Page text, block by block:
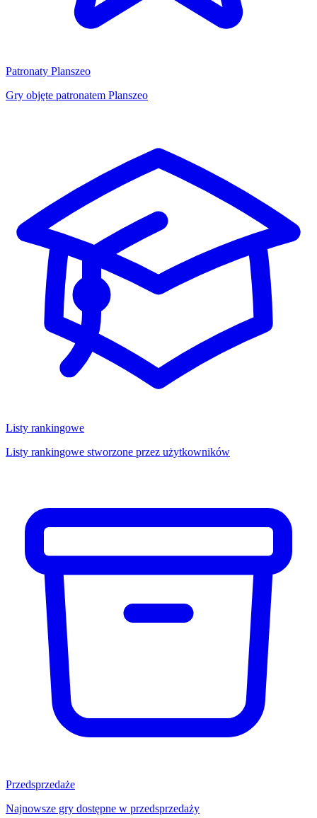
Patronaty Planszeo
Gry objęte patronatem Planszeo
Listy rankingowe
Listy rankingowe stworzone przez użytkowników
Przedsprzedaże
Najnowsze gry dostępne w przedsprzedaży